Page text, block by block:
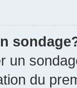
un
du